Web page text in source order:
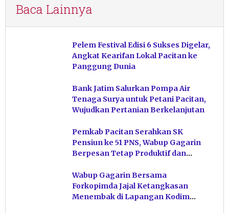
Baca Lainnya
Pelem Festival Edisi 6 Sukses Digelar,
Angkat Kearifan Lokal Pacitan ke
Panggung Dunia
Bank Jatim Salurkan Pompa Air
Tenaga Surya untuk Petani Pacitan,
Wujudkan Pertanian Berkelanjutan
Pemkab Pacitan Serahkan SK
Pensiun ke 51 PNS, Wabup Gagarin
Berpesan Tetap Produktif dan
Wabup Gagarin Bersama
Forkopimda Jajal Ketangkasan
Menembak di Lapangan Kodim